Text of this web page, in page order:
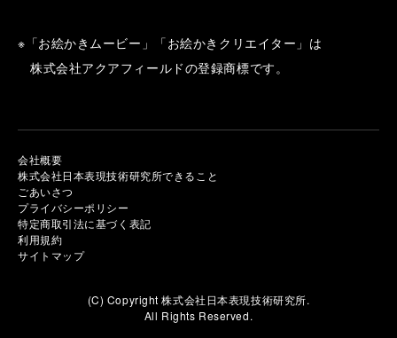
※「お絵かきムービー」「お絵かきクリエイター」は
株式会社アクアフィールドの登録商標です。
会社概要
株式会社日本表現技術研究所できること
ごあいさつ
プライバシーポリシー
特定商取引法に基づく表記
利用規約
サイトマップ
(C) Copyright 株式会社日本表現技術研究所.
All Rights Reserved.